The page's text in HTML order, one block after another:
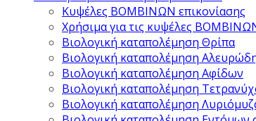
Κυψέλες ΒΟΜΒΙΝΩΝ επικονίασης
Χρήσιμα για τις κυψέλες
Βιολογική καταπολέμηση Θρίπα
Βιολογική καταπολέμηση
Βιολογική καταπολέμηση Αφίδων
Βιολογική καταπολέμηση
Βιολογική καταπολέμηση